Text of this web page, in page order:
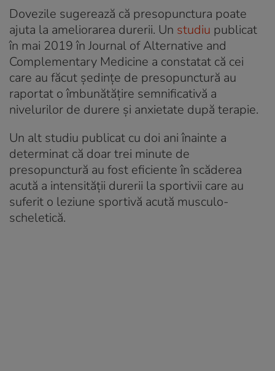
Dovezile sugerează că presopunctura poate
ajuta la ameliorarea durerii. Un studiu publicat
în mai 2019 în Journal of Alternative and
Complementary Medicine a constatat că cei
care au făcut ședințe de presopunctură au
raportat o îmbunătățire semnificativă a
nivelurilor de durere și anxietate după terapie.
Un alt studiu publicat cu doi ani înainte a
determinat că doar trei minute de
presopunctură au fost eficiente în scăderea
acută a intensității durerii la sportivii care au
suferit o leziune sportivă acută musculo-
scheletică.